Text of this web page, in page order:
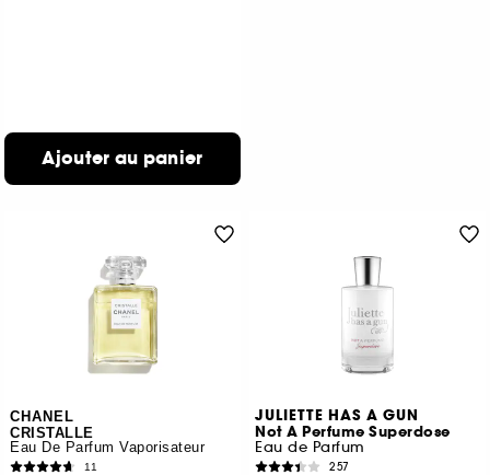
Ajouter au panier
CHANEL
CRISTALLE
Eau De Parfum Vaporisateur
11
JULIETTE HAS A GUN
Not A Perfume Superdose
Eau de Parfum
257